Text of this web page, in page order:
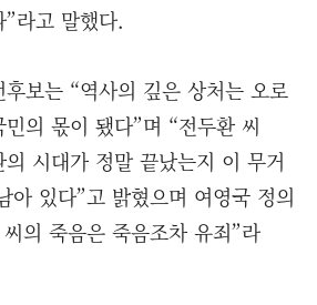
라고 말했다.
보는 “역사의 깊은 상처는 오로
의 몫이 됐다”며 “전두환 씨
시대가 정말 끝났는지 이 무거
아 있다”고 밝혔으며 여영국 정의
의 죽음은 죽음조차 유죄”라